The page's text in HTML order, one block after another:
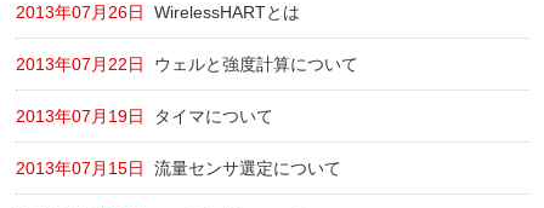
2013年07月26日 WirelessHARTとは
2013年07月22日 ウェルと強度計算について
2013年07月19日 タイマについて
2013年07月15日 流量センサ選定について